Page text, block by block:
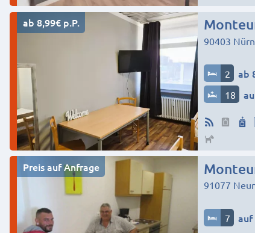
ab 8,99€ p.P.
90403
2 ab
18
Preis auf Anfrage
91077
7 auf